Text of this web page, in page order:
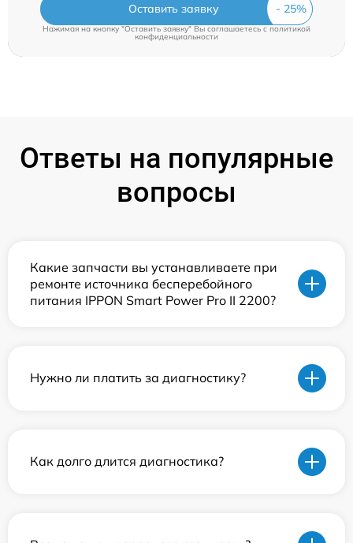
Оставить заявку
Нажимая на кнопку "Оставить заявку" Вы соглашаетесь cполитикой
конфиденциальности
Ответы на популярные
вопросы
Какие запчасти вы устанавливаете при
ремонте источника бесперебойного
питания IPPON Smart Power Pro II 2200?
Нужно ли платить за диагностику?
Как долго длится диагностика?